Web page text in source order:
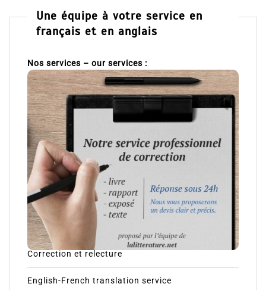
Une équipe à votre service en
français et en anglais
Nos services – our services :
Correction et relecture
English-French translation service